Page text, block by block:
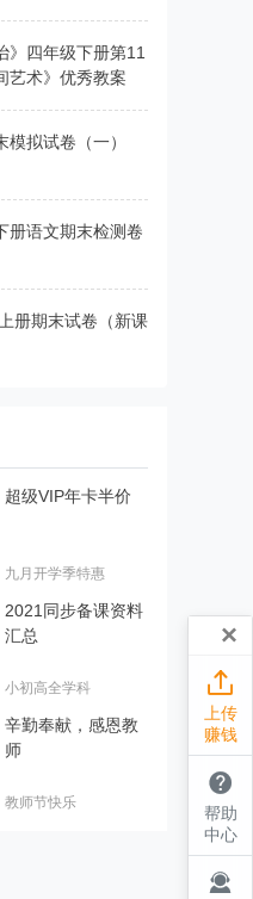
》四年级下册第11
艺术》优秀教案
拟试卷（一）
册语文期末检测卷
册期末试卷（新课
超级VIP年卡半价
九月开学季特惠
2021同步备课资料
汇总
小初高全学科
辛勤奉献，感恩教
师
教师节快乐
×

上传
赚钱

帮助
中心
